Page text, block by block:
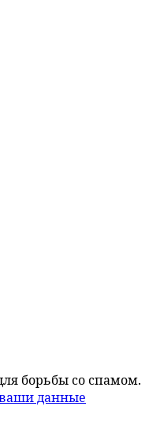
борьбы со спамом.
данные